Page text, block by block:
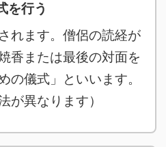
を行う
れます。僧侶の読経が
香または最後の対面を
の儀式」といいます。
が異なります）